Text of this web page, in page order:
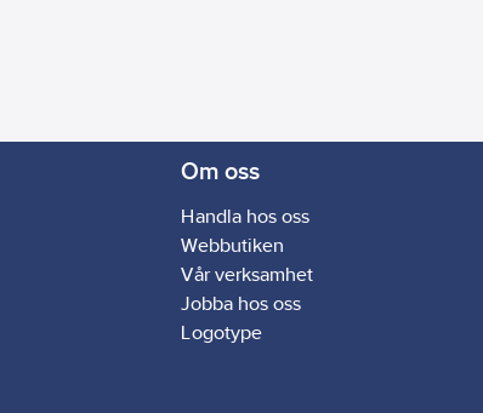
Om oss
Handla hos oss
Webbutiken
Vår verksamhet
Jobba hos oss
Logotype